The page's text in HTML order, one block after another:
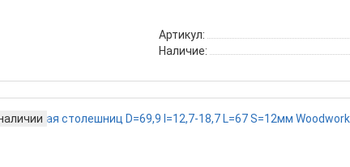
Артикул:
Наличие: